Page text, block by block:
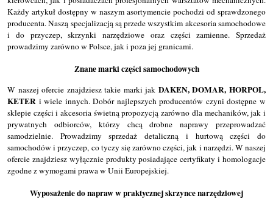
Każdy artykuł dostępny w naszym asortymencie pochodzi od sprawdzonego
producenta. Naszą specjalizacją są przede wszystkim akcesoria samochodowe
i do przyczep, skrzynki narzędziowe oraz części zamienne. Sprzedaż
prowadzimy zarówno w Polsce, jak i poza jej granicami.
Znane marki części samochodowych
W naszej ofercie znajdziesz takie marki jak DAKEN, DOMAR, HORPOL,
KETER i wiele innych. Dobór najlepszych producentów czyni dostępne w
sklepie części i akcesoria świetną propozycją zarówno dla mechaników, jak i
prywatnych odbiorców, którzy chcą drobne naprawy przeprowadzać
samodzielnie. Prowadzimy sprzedaż detaliczną i hurtową części do
samochodów i przyczep, co tyczy się zarówno części, jak i narzędzi. W naszej
ofercie znajdziesz wyłącznie produkty posiadające certyfikaty i homologacje
zgodne z wymogami prawa w Unii Europejskiej.
Wyposażenie do napraw w praktycznej skrzynce narzędziowej